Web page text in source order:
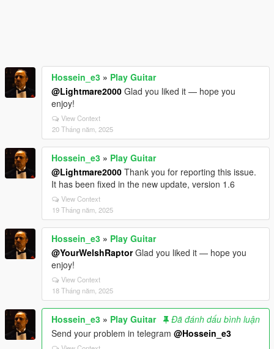
Hossein_e3 » Play Guitar
@Lightmare2000 Glad you liked it — hope you
enjoy!
View Context
20 Tháng năm, 2025
Hossein_e3 » Play Guitar
@Lightmare2000 Thank you for reporting this issue.
It has been fixed in the new update, version 1.6
View Context
19 Tháng năm, 2025
Hossein_e3 » Play Guitar
@YourWelshRaptorGlad you liked it — hope you
enjoy!
View Context
18 Tháng năm, 2025
Hossein_e3 » Play Guitar
Đã đánh dấu bình luận
Send your problem in telegram @Hossein_e3